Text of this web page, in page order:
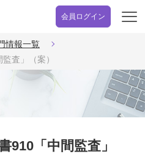
会員ログイン
開
情報一覧
査」（案）
910「中間監査」